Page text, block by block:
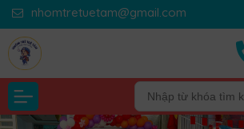
nhomtretuetam@gmail.com